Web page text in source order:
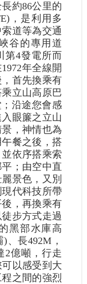
約86公里的
，是利用多
道等為交通
谷的專用道
第4發電所而
年全線開
首先換乘有
立山高原巴
沿途您會感
眼簾之立山
，神情也為
餐之後，搭
依序搭乘索
；由空中直
景色，又別
代科技所帶
，再換乘有
步方式走過
黑部水庫高
、長492M，
2億噸，行走
以感受到大
之間的強烈